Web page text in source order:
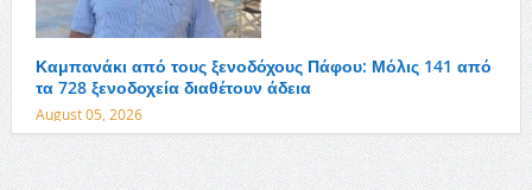
Καμπανάκι από τους ξενοδόχους Πάφου: Μόλις 141 από
τα 728 ξενοδοχεία διαθέτουν άδεια
August 05, 2026